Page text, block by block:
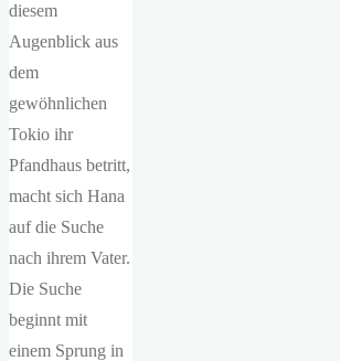
diesem
Augenblick aus
dem
gewöhnlichen
Tokio ihr
Pfandhaus betritt,
macht sich Hana
auf die Suche
nach ihrem Vater.
Die Suche
beginnt mit
einem Sprung in